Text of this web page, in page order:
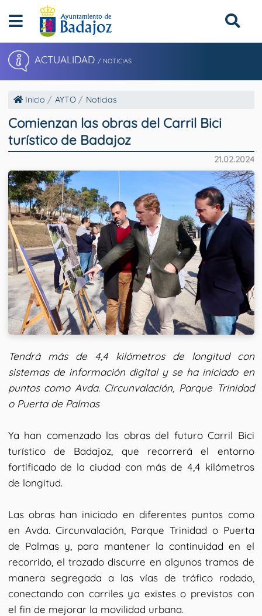
ACTUALIDAD / NOTICIAS
Inicio AYTO Noticias
Comienzan las obras del Carril Bici
turístico de Badajoz
21.02.2024
Tendrá más de 4,4 kilómetros de longitud con
sistemas de información digital y se ha iniciado en
puntos como Avda. Circunvalación, Parque Trinidad
o Puerta de Palmas
Ya han comenzado las obras del futuro Carril Bici
turístico de Badajoz, que recorrerá el entorno
fortificado de la ciudad con más de 4,4 kilómetros
de longitud.
Las obras han iniciado en diferentes puntos como
en Avda. Circunvalación, Parque Trinidad o Puerta
de Palmas y, para mantener la continuidad en el
recorrido, el trazado discurre en algunos tramos de
manera segregada a las vías de tráfico rodado,
conectando con carriles ya existes o previstos con
el fin de mejorar la movilidad urbana.